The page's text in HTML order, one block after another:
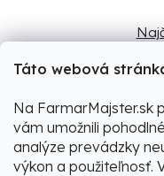
Táto webová
Na FarmarMajster.sk
vám umožnili
analýze prevádzky
výkon a použiteľnosť.